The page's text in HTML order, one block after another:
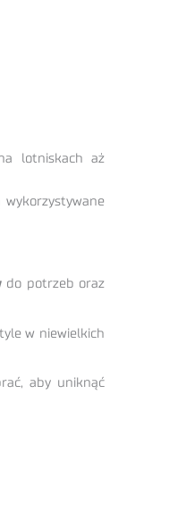
lotniskach aż
do potrzeb oraz
w niewielkich
aby uniknąć